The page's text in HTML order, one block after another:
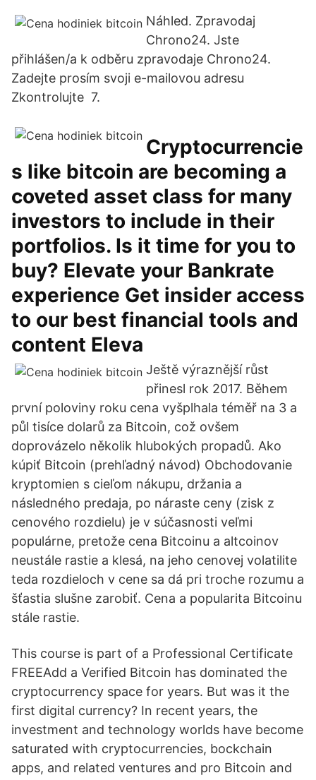
Náhled. Zpravodaj
Chrono24. Jste
přihlášen/a k odběru zpravodaje Chrono24.
Zadejte prosím svoji e-mailovou adresu
Zkontrolujte 7.
Cryptocurrencie
s like bitcoin are becoming a
coveted asset class for many
investors to include in their
portfolios. Is it time for you to
buy? Elevate your Bankrate
experience Get insider access
to our best financial tools and
content Eleva
Ještě výraznější růst
přinesl rok 2017. Během
první poloviny roku cena vyšplhala téměř na 3 a
půl tisíce dolarů za Bitcoin, což ovšem
doprovázelo několik hlubokých propadů. Ako
kúpiť Bitcoin (prehľadný návod) Obchodovanie
kryptomien s cieľom nákupu, držania a
následného predaja, po náraste ceny (zisk z
cenového rozdielu) je v súčasnosti veľmi
populárne, pretože cena Bitcoinu a altcoinov
neustále rastie a klesá, na jeho cenovej volatilite
teda rozdieloch v cene sa dá pri troche rozumu a
šťastia slušne zarobiť. Cena a popularita Bitcoinu
stále rastie.
This course is part of a Professional Certificate
FREEAdd a Verified Bitcoin has dominated the
cryptocurrency space for years. But was it the
first digital currency? In recent years, the
investment and technology worlds have become
saturated with cryptocurrencies, bockchain
apps, and related ventures and pro Bitcoin and